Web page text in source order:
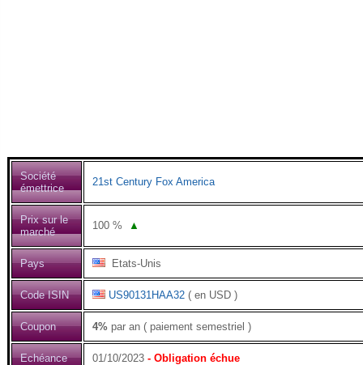
Société
émettrice
21st Century Fox America
Prix sur le
marché
100 % ▲
Pays Etats-Unis
Code ISIN US90131HAA32 ( en USD )
Coupon 4% par an ( paiement semestriel )
Echéance 01/10/2023 - Obligation échue